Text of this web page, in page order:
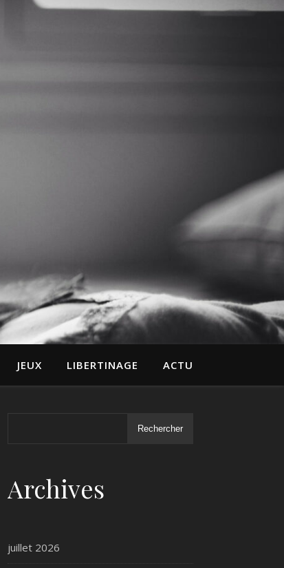
JEUX LIBERTINAGE ACTU
Rechercher
Archives
juillet 2026